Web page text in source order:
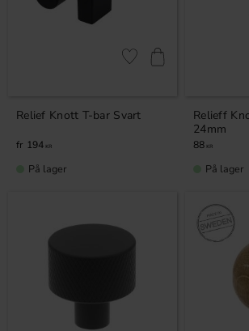
Relief Knott T-bar Svart
194 KR
Lagre som favoritt
På lager
Relieff
24mm
88 KR
På lager